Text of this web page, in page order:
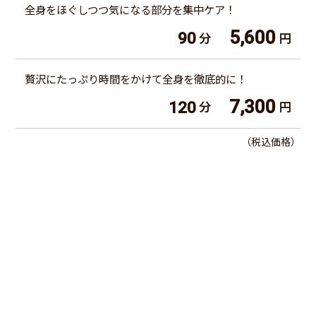
全身をほぐしつつ気になる部分を集中ケア！
90 分 5,600 円
贅沢にたっぷり時間をかけて全身を徹底的に！
120 分 7,300 円
（税込価格）